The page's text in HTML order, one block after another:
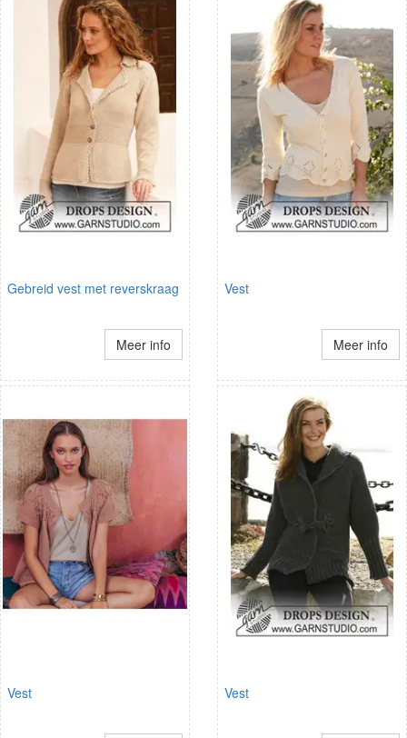
Gebreid vest met reverskraag
Meer info
Vest
Meer info
Vest Vest